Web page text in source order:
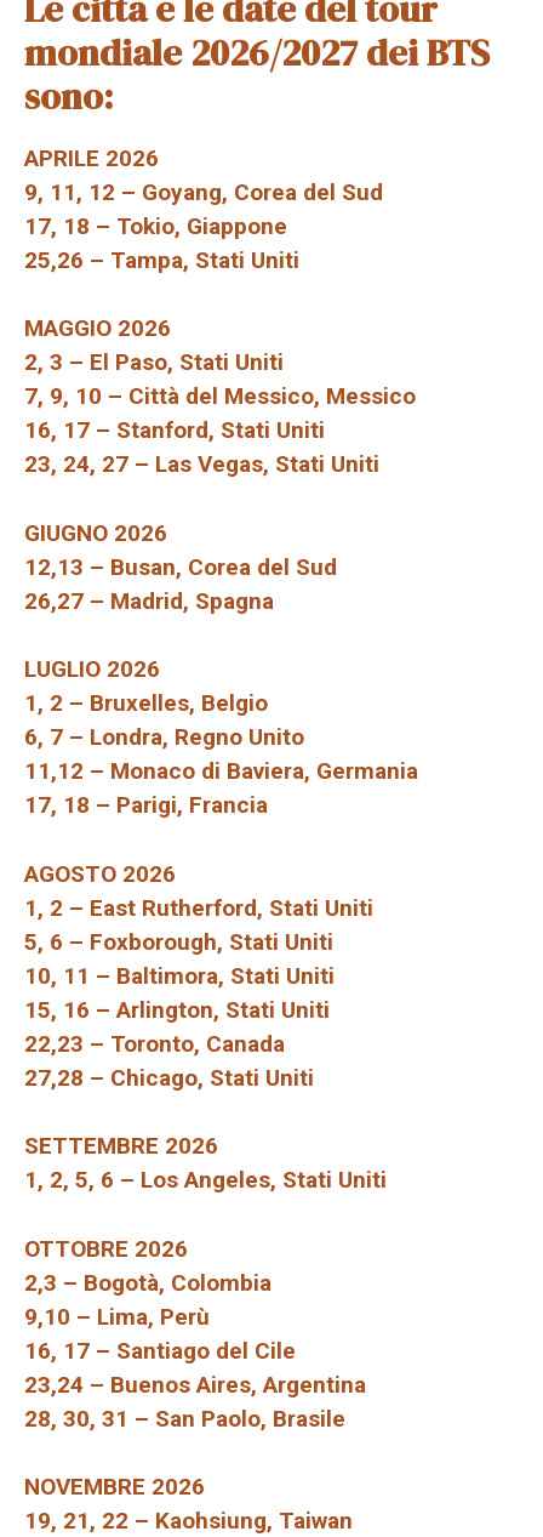
mondiale 2026/2027 dei BTS
sono:
APRILE 2026
9, 11, 12 – Goyang, Corea del Sud
17, 18 – Tokio, Giappone
25,26 – Tampa, Stati Uniti
MAGGIO 2026
2, 3 – El Paso, Stati Uniti
7, 9, 10 – Città del Messico, Messico
16, 17 – Stanford, Stati Uniti
23, 24, 27 – Las Vegas, Stati Uniti
GIUGNO 2026
12,13 – Busan, Corea del Sud
26,27 – Madrid, Spagna
LUGLIO 2026
1, 2 – Bruxelles, Belgio
6, 7 – Londra, Regno Unito
11,12 – Monaco di Baviera, Germania
17, 18 – Parigi, Francia
AGOSTO 2026
1, 2 – East Rutherford, Stati Uniti
5, 6 – Foxborough, Stati Uniti
10, 11 – Baltimora, Stati Uniti
15, 16 – Arlington, Stati Uniti
22,23 – Toronto, Canada
27,28 – Chicago, Stati Uniti
SETTEMBRE 2026
1, 2, 5, 6 – Los Angeles, Stati Uniti
OTTOBRE 2026
2,3 – Bogotà, Colombia
9,10 – Lima, Perù
16, 17 – Santiago del Cile
23,24 – Buenos Aires, Argentina
28, 30, 31 – San Paolo, Brasile
NOVEMBRE 2026
19, 21, 22 – Kaohsiung, Taiwan